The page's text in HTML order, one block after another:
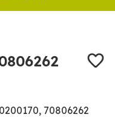
70806262